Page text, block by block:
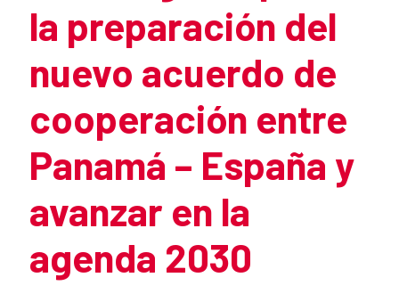
la preparación del
nuevo acuerdo de
cooperación entre
Panamá – España y
avanzar en la
agenda 2030